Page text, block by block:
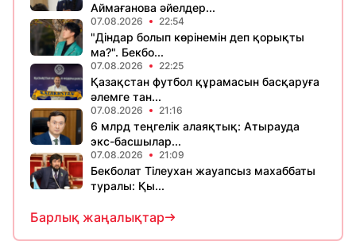
Аймағанова әйелдер...
07.08.2026 22:54
"Діндар болып көрінемін деп қорықты
ма?". Бекбо...
07.08.2026 22:25
Қазақстан футбол құрамасын басқаруға
әлемге тан...
07.08.2026 21:16
6 млрд теңгелік алаяқтық: Атырауда
экс-басшылар...
07.08.2026 21:09
Бекболат Тілеухан жауапсыз махаббаты
туралы: Қы...
Барлық жаңалықтар